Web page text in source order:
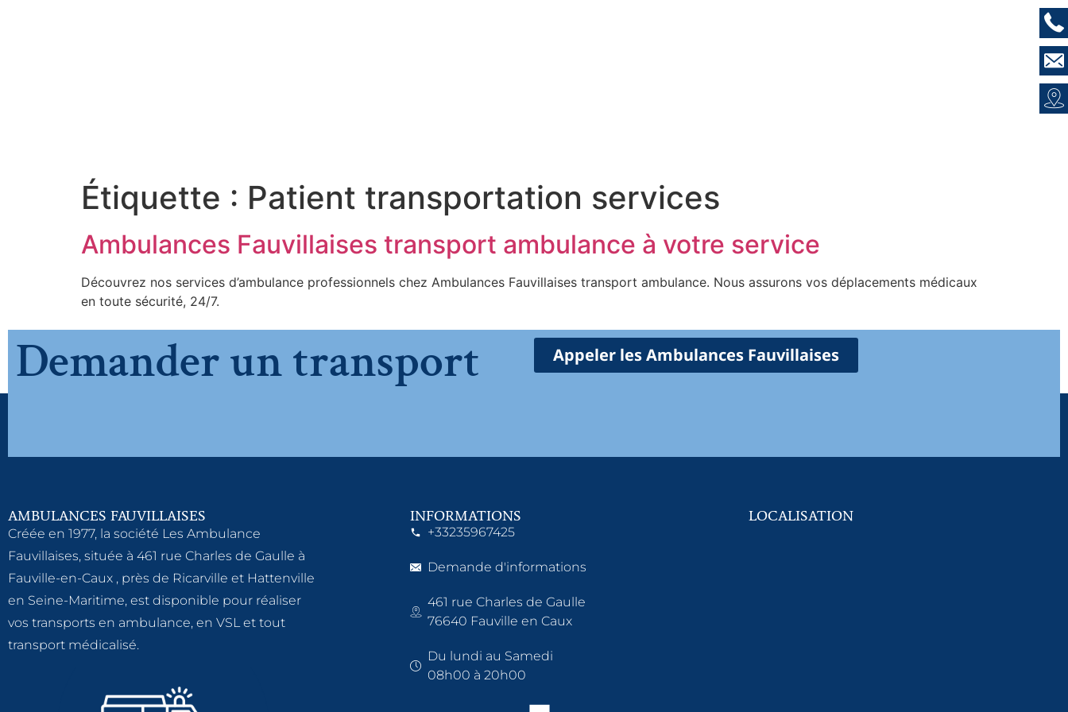
Étiquette : Patient transportation services
Ambulances Fauvillaises transport ambulance à votre service
Découvrez nos services d’ambulance professionnels chez Ambulances Fauvillaises transport ambulance. Nous assurons vos déplacements médicaux
en toute sécurité, 24/7.
Demander un transport Appeler les Ambulances Fauvillaises
AMBULANCES FAUVILLAISES
Créée en 1977, la société Les Ambulance
Fauvillaises, située à 461 rue Charles de Gaulle à
Fauville-en-Caux , près de Ricarville et Hattenville
en Seine-Maritime, est disponible pour réaliser
vos transports en ambulance, en VSL et tout
transport médicalisé.
INFORMATIONS
+33235967425
Demande d'informations
461 rue Charles de Gaulle
76640 Fauville en Caux
Du lundi au Samedi
08h00 à 20h00
LOCALISATION